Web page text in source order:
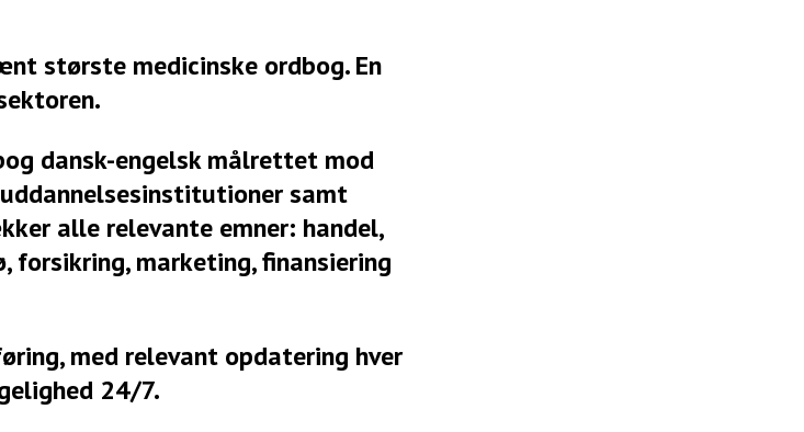
største medicinske ordbog. En
dansk-engelsk målrettet mod
samt
alle relevante emner: handel,
forsikring, marketing, finansiering
med relevant opdatering hver
24/7.